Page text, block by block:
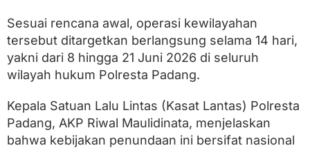
6
d
i
P
o
e
s
t
Sesuai rencana awal, operasi kewilayahan
tersebut ditargetkan berlangsung selama 14 hari,
yakni dari 8 hingga 21 Juni 2026 di seluruh
wilayah hukum Polresta Padang.
Kepala Satuan Lalu Lintas (Kasat Lantas) Polresta
Padang, AKP Riwal Maulidinata, menjelaskan
bahwa kebijakan penundaan ini bersifat nasional